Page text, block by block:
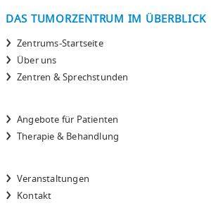
DAS TUMORZENTRUM IM ÜBERBLICK
Zentrums-Startseite
Über uns
Zentren & Sprechstunden
Angebote für Patienten
Therapie & Behandlung
Veranstaltungen
Kontakt